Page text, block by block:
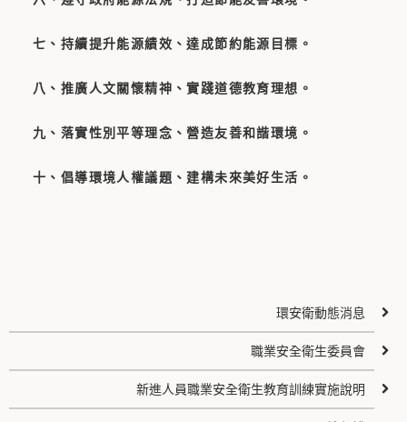
七、持續提升能源績效、達成節約能源目標。
八、推廣人文關懷精神、實踐道德教育理想。
九、落實性別平等理念、營造友善和諧環境。
十、倡導環境人權議題、建構未來美好生活。
環安衛動態消息
職業安全衛生委員會
新進人員職業安全衛生教育訓練實施說明